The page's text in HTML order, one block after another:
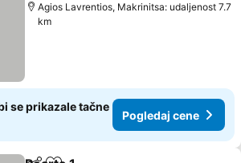
Agios Lavrentios, Makrinitsa: udaljenost 7.7
km
se prikazale tačne
Pogledaj cene